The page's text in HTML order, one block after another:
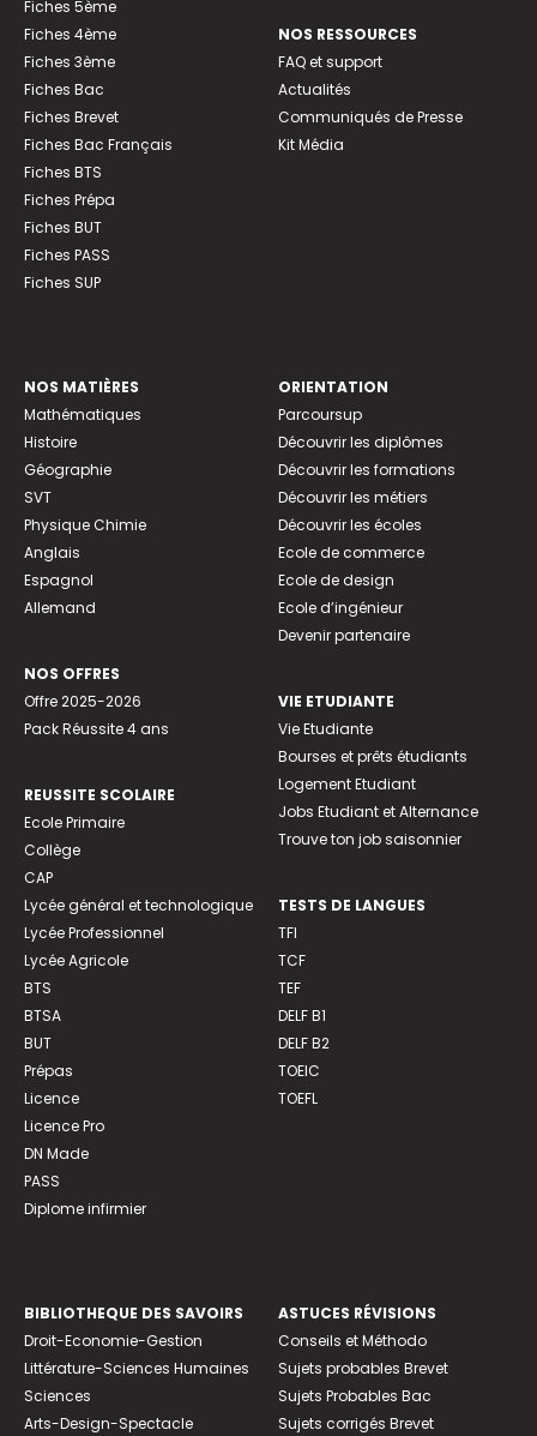
Fiches 5ème
Fiches 4ème
Fiches 3ème
Fiches Bac
Fiches Brevet
Fiches Bac Français
Fiches BTS
Fiches Prépa
Fiches BUT
Fiches PASS
Fiches SUP
NOS RESSOURCES
FAQ et support
Actualités
Communiqués de Presse
Kit Média
NOS MATIÈRES
Mathématiques
Histoire
Géographie
SVT
Physique Chimie
Anglais
Espagnol
Allemand
NOS OFFRES
Offre 2025-2026
Pack Réussite 4 ans
REUSSITE SCOLAIRE
Ecole Primaire
Collège
CAP
Lycée général et technologique
Lycée Professionnel
Lycée Agricole
BTS
BTSA
BUT
Prépas
Licence
Licence Pro
DN Made
PASS
Diplome infirmier
ORIENTATION
Parcoursup
Découvrir les diplômes
Découvrir les formations
Découvrir les métiers
Découvrir les écoles
Ecole de commerce
Ecole de design
Ecole d’ingénieur
Devenir partenaire
VIE ETUDIANTE
Vie Etudiante
Bourses et prêts étudiants
Logement Etudiant
Jobs Etudiant et Alternance
Trouve ton job saisonnier
TESTS DE LANGUES
TFI
TCF
TEF
DELF B1
DELF B2
TOEIC
TOEFL
BIBLIOTHEQUE DES SAVOIRS
Droit-Economie-Gestion
Littérature-Sciences Humaines
Sciences
Arts-Design-Spectacle
ASTUCES RÉVISIONS
Conseils et Méthodo
Sujets probables Brevet
Sujets Probables Bac
Sujets corrigés Brevet